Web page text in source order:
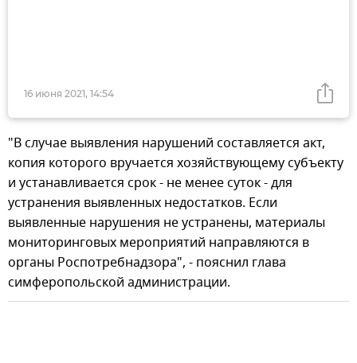
16 июня 2021, 14:54
"В случае выявления нарушений составляется акт,
копия которого вручается хозяйствующему субъекту
и устанавливается срок - не менее суток - для
устранения выявленных недостатков. Если
выявленные нарушения не устранены, материалы
мониторинговых мероприятий направляются в
органы Роспотребнадзора", - пояснил глава
симферопольской администрации.